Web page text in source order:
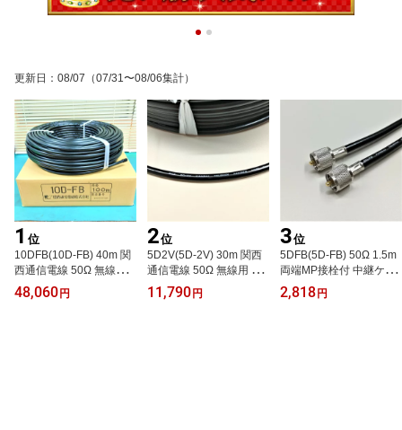
更新日 ： 08/07 （07/31〜08/06集計）
1 位
10DFB(10D-FB) 40m 関
西通信電線 50Ω 無線用
同軸ケーブル 黒色 1巻 1
0dfb 10d-fb K10F-40
48,060 円
2位
5D2V(5D-2V) 30m 関西
通信電線 50Ω 無線用 同
軸ケーブル 黒色 1巻 5d2
v 5d-2v K52B-30
11,790 円
3位
5DFB(5D-FB) 50Ω 1.5m
両端MP接栓付 中継ケー
ブル メール便ご利用で！
日本全国どこでも！関西
2,818 円